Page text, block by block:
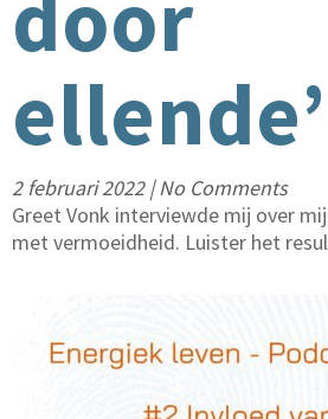
ellende’
2 februari 2022 |No Comments
Greet Vonk interviewde mij over
met vermoeidheid. Luister het